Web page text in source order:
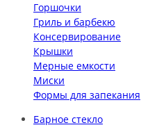
Горшочки
Гриль и барбекю
Консервирование
Крышки
Мерные емкости
Миски
Формы для запекания
Барное стекло